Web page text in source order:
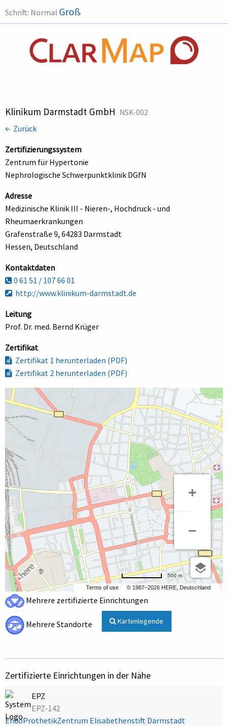
Schrift: Normal Groß
Klinikum Darmstadt GmbH NSK-002
← Zurück
Zertifizierungssystem
Zentrum für Hypertonie
Nephrologische Schwerpunktklinik DGfN
Adresse
Medizinische Klinik III - Nieren-, Hochdruck - und
Rheumaerkrankungen
Grafenstraße 9, 64283 Darmstadt
Hessen, Deutschland
Kontaktdaten
0 61 51 / 107 66 01
http://www.klinikum-darmstadt.de
Leitung
Prof. Dr. med. Bernd Krüger
Zertifikat
Zertifikat 1 herunterladen (PDF)
Zertifikat 2 herunterladen (PDF)
Terms of use © 1987–2026 HERE, Deutschland
500 m
Mehrere zertifizierte Einrichtungen
Mehrere Standorte Kartenlegende
Zertifizierte Einrichtungen in der Nähe
EPZ
EPZ-142
EndoProthetikZentrum Elisabethenstift Darmstadt